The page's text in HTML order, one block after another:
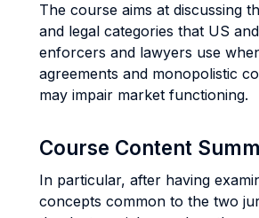
The course aims at discussing
and legal categories that US
enforcers and lawyers use
agreements and monopolistic
may impair market functioning.
Course Content
In particular, after having
concepts common to the two